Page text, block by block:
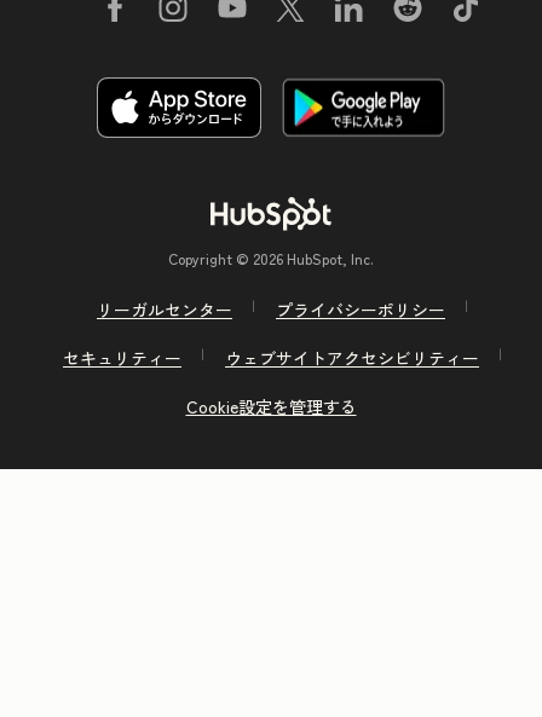
Copyright © 2026 HubSpot, Inc.
リーガルセンター
プライバシーポリシー
セキュリティー
ウェブサイトアクセシビリティー
Cookie設定を管理する